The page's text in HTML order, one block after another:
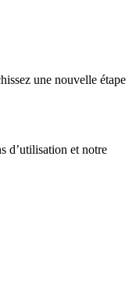
une nouvelle étape
d’utilisation et notre